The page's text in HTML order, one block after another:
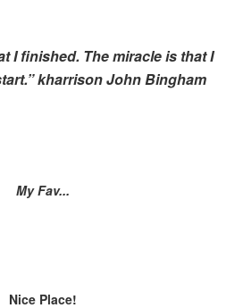
I finished. The miracle is that I
kharrison John Bingham
My Fav...
Nice Place!